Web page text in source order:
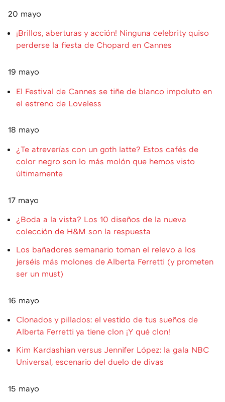
20 mayo
¡Brillos, aberturas y acción! Ninguna celebrity quiso
perderse la fiesta de Chopard en Cannes
19 mayo
El Festival de Cannes se tiñe de blanco impoluto en
el estreno de Loveless
18 mayo
¿Te atreverías con un goth latte? Estos cafés de
color negro son lo más molón que hemos visto
últimamente
17 mayo
¿Boda a la vista? Los 10 diseños de la nueva
colección de H&M son la respuesta
Los bañadores semanario toman el relevo a los
jerséis más molones de Alberta Ferretti (y prometen
ser un must)
16 mayo
Clonados y pillados: el vestido de tus sueños de
Alberta Ferretti ya tiene clon ¡Y qué clon!
Kim Kardashian versus Jennifer López: la gala NBC
Universal, escenario del duelo de divas
15 mayo